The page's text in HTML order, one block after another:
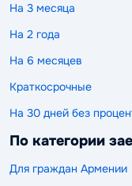
На 3 месяца
На 2 года
На 6 месяцев
Краткосрочные
На 30 дней без
По категории
Для граждан Армении